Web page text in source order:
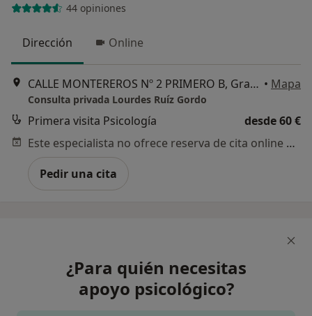
44 opiniones
Dirección Online
CALLE MONTEREROS Nº 2 PRIMERO B, Granada • Mapa
Consulta privada Lourdes Ruíz Gordo
Primera visita Psicología
desde 60 €
Este especialista no ofrece reserva de cita online en esta dirección.
Pedir una cita
¿Para quién necesitas
apoyo psicológico?